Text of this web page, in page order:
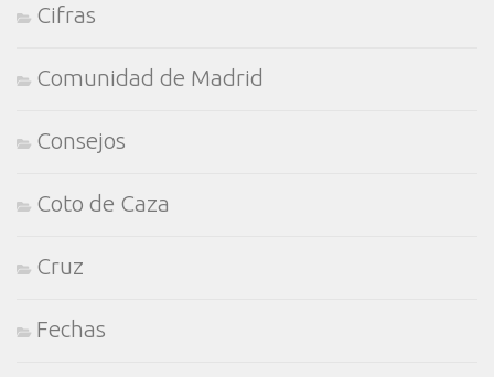
Cifras
Comunidad de Madrid
Consejos
Coto de Caza
Cruz
Fechas